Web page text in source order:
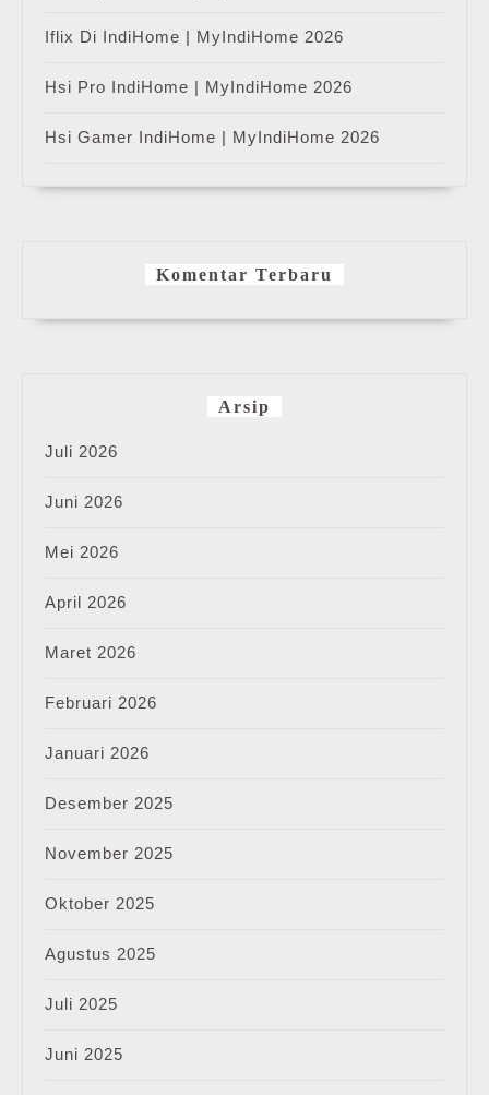
Iflix Di IndiHome | MyIndiHome 2026
Hsi Pro IndiHome | MyIndiHome 2026
Hsi Gamer IndiHome | MyIndiHome 2026
Komentar Terbaru
Arsip
Juli 2026
Juni 2026
Mei 2026
April 2026
Maret 2026
Februari 2026
Januari 2026
Desember 2025
November 2025
Oktober 2025
Agustus 2025
Juli 2025
Juni 2025